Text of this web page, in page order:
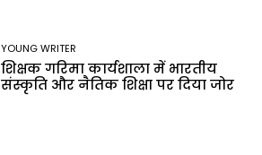
YOUNG WRITER
शिक्षक गरिमा कार्यशाला में भारतीय
संस्कृति और नैतिक शिक्षा पर दिया जोर